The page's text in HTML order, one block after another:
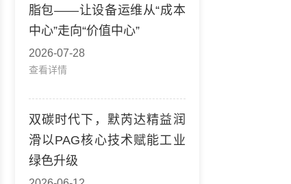
脂包——让设备运维从“成本
中心”走向“价值中心”
2026-07-28
查看详情
双碳时代下，默芮达精益润
滑以PAG核心技术赋能工业
绿色升级